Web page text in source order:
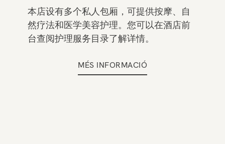
本店设有多个私人包厢，可提供按摩、自
然疗法和医学美容护理。您可以在酒店前
台查阅护理服务目录了解详情。
MÉS INFORMACIÓ